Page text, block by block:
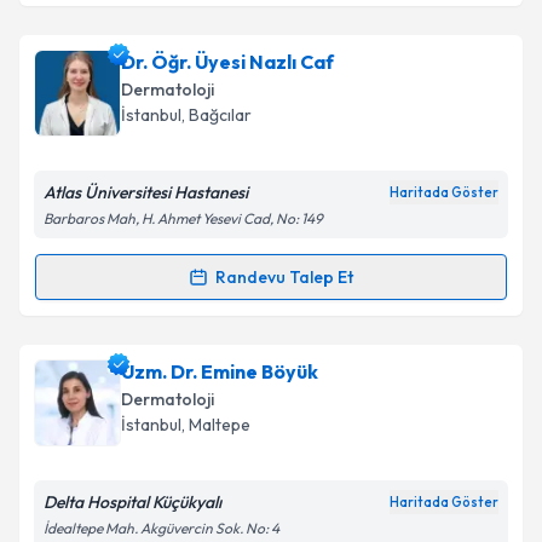
Uzm. Dr. Fulya Göneniçin randevu takvimi talebi
oluşturun. Size bu uzmandan randevu almanız için bir
takvim hazırlandığında e-posta ile bilgilendireceğiz.
Kişisel verilerimin işlenmesine ilişkin
Metni'ni okudum ve kişisel verilerimin belirtilen
Takvim Talebini Gönder
Dr. Öğr. Üyesi Nazlı Caf
Dermatoloji
İstanbul, Bağcılar
Atlas Üniversitesi Hastanesi Haritada Göster
Barbaros Mah, H. Ahmet Yesevi Cad, No: 149
Randevu Talep Et
Randevu Takvimi Talebi
Dr. Öğr. Üyesi Nazlı Cafiçin randevu takvimi talebi
oluşturun. Size bu uzmandan randevu almanız için bir
takvim hazırlandığında e-posta ile bilgilendireceğiz.
Uzm. Dr. Emine Böyük
Dermatoloji
İstanbul, Maltepe
Delta Hospital Küçükyalı Haritada Göster
İdealtepe Mah. Akgüvercin Sok. No: 4